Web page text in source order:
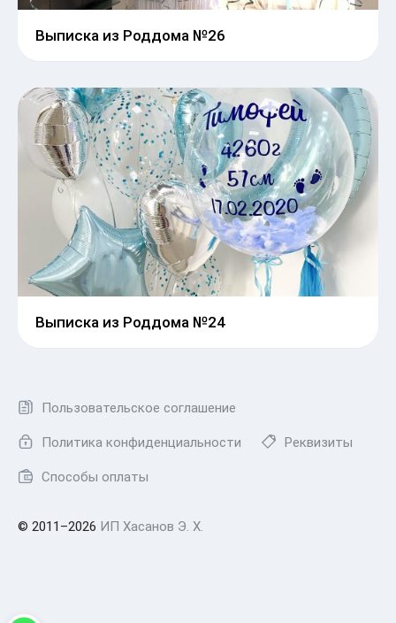
Выписка из Роддома №26
Выписка из Роддома №24
Пользовательское соглашение
Политика конфиденциальности Реквизиты
Способы оплаты
© 2011–2026 ИП Хасанов Э. Х.